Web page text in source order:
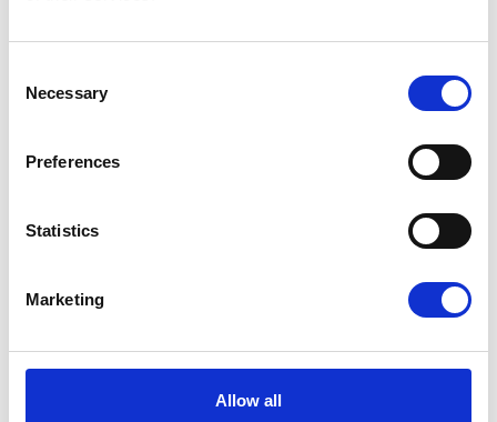
Selection
Necessary
Preferences
Statistics
Marketing
Allow all
und sicher mit dynamischen QR-Codes, AFIR-